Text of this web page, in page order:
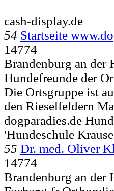
cash-display.de
54 Startseite
14774
Brandenburg an der
Hundefreunde der
Die Ortsgruppe ist
den Rieselfeldern
dogparadies.de
'Hundeschule
55 Dr. med. Oliver
14774
Brandenburg an der